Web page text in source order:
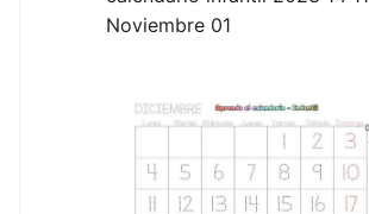
Noviembre 01